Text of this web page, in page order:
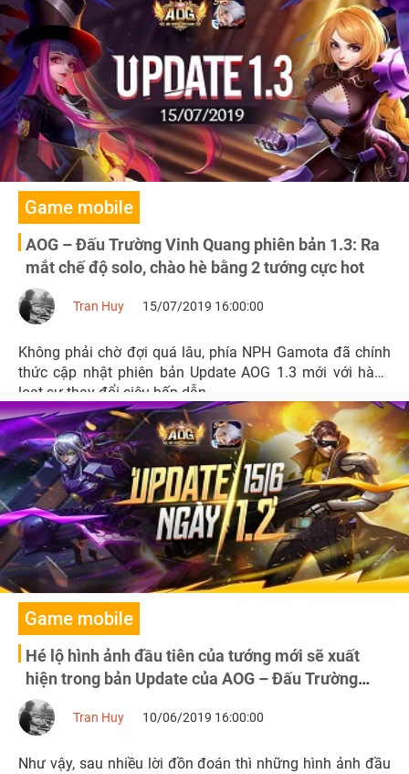
Game mobile
AOG – Đấu Trường Vinh Quang phiên bản 1.3: Ra
mắt chế độ solo, chào hè bằng 2 tướng cực hot
Tran Huy 15/07/2019 16:00:00
Không phải chờ đợi quá lâu, phía NPH Gamota đã chính
thức cập nhật phiên bản Update AOG 1.3 mới với hàng
loạt sự thay đổi siêu hấp dẫn.
Game mobile
Hé lộ hình ảnh đầu tiên của tướng mới sẽ xuất
hiện trong bản Update của AOG – Đấu Trường
Vinh Quang
Tran Huy 10/06/2019 16:00:00
Như vậy, sau nhiều lời đồn đoán thì những hình ảnh đầu